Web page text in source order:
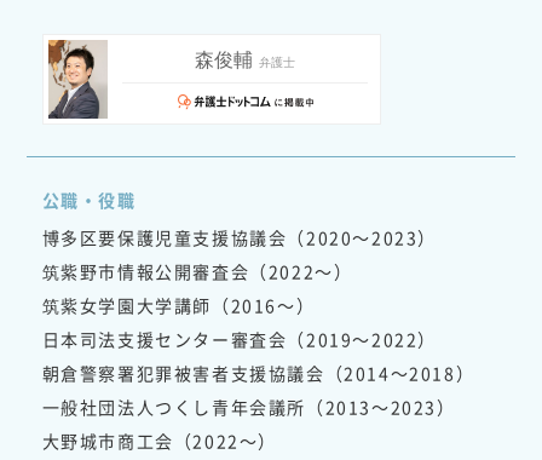
公職・役職
博多区要保護児童支援協議会（2020～2023）
筑紫野市情報公開審査会（2022～）
筑紫女学園大学講師（2016～）
日本司法支援センター審査会（2019～2022）
朝倉警察署犯罪被害者支援協議会（2014～2018）
一般社団法人つくし青年会議所（2013～2023）
大野城市商工会（2022～）